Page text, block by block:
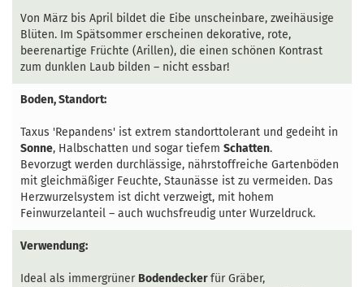
Von März bis April bildet die Eibe unscheinbare, zweihäusige
Blüten. Im Spätsommer erscheinen dekorative, rote,
beerenartige Früchte (Arillen), die einen schönen Kontrast
zum dunklen Laub bilden – nicht essbar!
Boden, Standort:
Taxus 'Repandens' ist extrem standorttolerant und gedeiht in
Sonne, Halbschatten und sogar tiefem Schatten.
Bevorzugt werden durchlässige, nährstoffreiche Gartenböden
mit gleichmäßiger Feuchte, Staunässe ist zu vermeiden. Das
Herzwurzelsystem ist dicht verzweigt, mit hohem
Feinwurzelanteil – auch wuchsfreudig unter Wurzeldruck.
Verwendung:
Ideal als immergrüner Bodendeckerfür Gräber,